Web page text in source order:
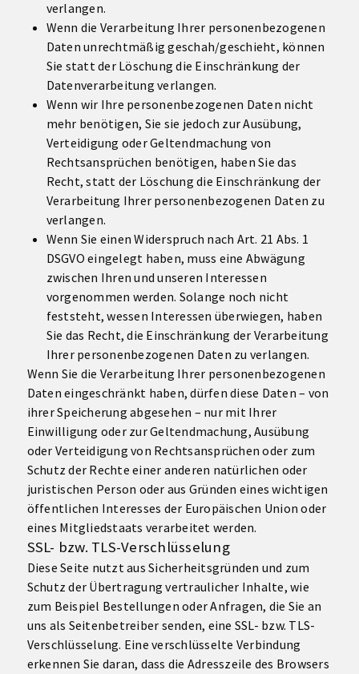
verlangen.
Wenn die Verarbeitung Ihrer personenbezogenen
Daten unrechtmäßig geschah/geschieht, können
Sie statt der Löschung die Einschränkung der
Datenverarbeitung verlangen.
Wenn wir Ihre personenbezogenen Daten nicht
mehr benötigen, Sie sie jedoch zur Ausübung,
Verteidigung oder Geltendmachung von
Rechtsansprüchen benötigen, haben Sie das
Recht, statt der Löschung die Einschränkung der
Verarbeitung Ihrer personenbezogenen Daten zu
verlangen.
Wenn Sie einen Widerspruch nach Art. 21 Abs. 1
DSGVO eingelegt haben, muss eine Abwägung
zwischen Ihren und unseren Interessen
vorgenommen werden. Solange noch nicht
feststeht, wessen Interessen überwiegen, haben
Sie das Recht, die Einschränkung der Verarbeitung
Ihrer personenbezogenen Daten zu verlangen.
Wenn Sie die Verarbeitung Ihrer personenbezogenen
Daten eingeschränkt haben, dürfen diese Daten – von
ihrer Speicherung abgesehen – nur mit Ihrer
Einwilligung oder zur Geltendmachung, Ausübung
oder Verteidigung von Rechtsansprüchen oder zum
Schutz der Rechte einer anderen natürlichen oder
juristischen Person oder aus Gründen eines wichtigen
öffentlichen Interesses der Europäischen Union oder
eines Mitgliedstaats verarbeitet werden.
SSL- bzw. TLS-Verschlüsselung
Diese Seite nutzt aus Sicherheitsgründen und zum
Schutz der Übertragung vertraulicher Inhalte, wie
zum Beispiel Bestellungen oder Anfragen, die Sie an
uns als Seitenbetreiber senden, eine SSL- bzw. TLS-
Verschlüsselung. Eine verschlüsselte Verbindung
erkennen Sie daran, dass die Adresszeile des Browsers